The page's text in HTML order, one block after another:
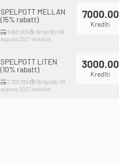
7000.00
Kredīti
SPELPOTT MELLAN
(15% rabatt)
5 950 SEK
Derīgs līdz 09
augusts 2027 ieskaitot
3000.00
Kredīti
SPELPOTT LITEN
(10% rabatt)
2 700 SEK
Derīgs līdz 09
augusts 2027 ieskaitot